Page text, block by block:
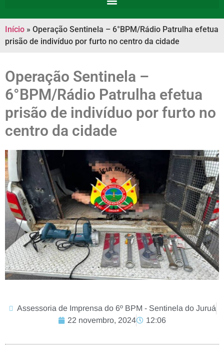
Início » Operação Sentinela – 6°BPM/Rádio Patrulha efetua
prisão de indivíduo por furto no centro da cidade
Operação Sentinela –
6°BPM/Rádio Patrulha efetua
prisão de indivíduo por furto no
centro da cidade
Assessoria de Imprensa do 6º BPM - Sentinela do Juruá
22 novembro, 2024
12:06